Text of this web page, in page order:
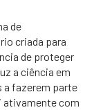
de
criada para
de proteger
a ciência em
a fazerem parte
ativamente com